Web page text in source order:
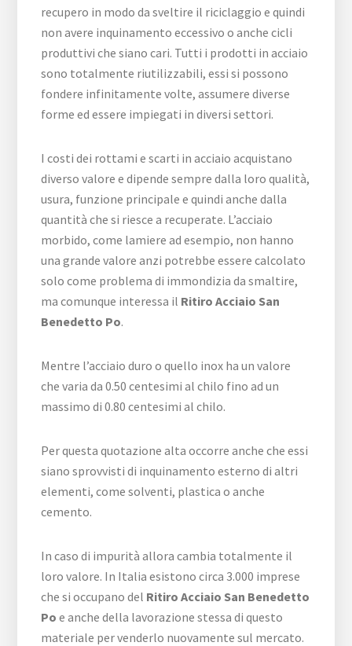
recupero in modo da sveltire il riciclaggio e quindi
non avere inquinamento eccessivo o anche cicli
produttivi che siano cari. Tutti i prodotti in acciaio
sono totalmente riutilizzabili, essi si possono
fondere infinitamente volte, assumere diverse
forme ed essere impiegati in diversi settori.
I costi dei rottami e scarti in acciaio acquistano
diverso valore e dipende sempre dalla loro qualità,
usura, funzione principale e quindi anche dalla
quantità che si riesce a recuperate. L’acciaio
morbido, come lamiere ad esempio, non hanno
una grande valore anzi potrebbe essere calcolato
solo come problema di immondizia da smaltire,
ma comunque interessa il Ritiro Acciaio San
Benedetto Po.
Mentre l’acciaio duro o quello inox ha un valore
che varia da 0.50 centesimi al chilo fino ad un
massimo di 0.80 centesimi al chilo.
Per questa quotazione alta occorre anche che essi
siano sprovvisti di inquinamento esterno di altri
elementi, come solventi, plastica o anche
cemento.
In caso di impurità allora cambia totalmente il
loro valore. In Italia esistono circa 3.000 imprese
che si occupano del Ritiro Acciaio San Benedetto
Po e anche della lavorazione stessa di questo
materiale per venderlo nuovamente sul mercato.